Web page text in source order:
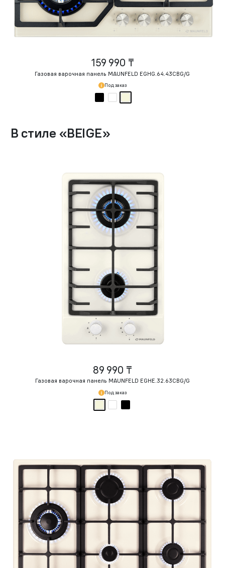
159 990 ₸
Газовая варочная панель MAUNFELD EGHG.64.43CBG/G
Под заказ
В стиле «BEIGE»
89 990 ₸
Газовая варочная панель MAUNFELD EGHE.32.63CBG/G
Под заказ